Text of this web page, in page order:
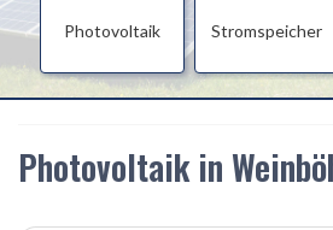
Photovoltaik Stromspeicher
Photovoltaik in